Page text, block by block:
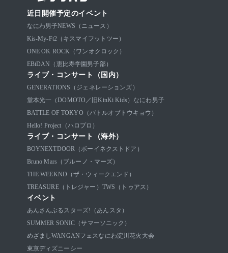
近日開催予定のイベント
なにわ男子NEWS（ニュース）
Kis-My-Ft2（キスマイフットツー）
ONE OK ROCK（ワンオクロック）
EBiDAN（恵比寿学園男子部）
ライブ・コンサート（国内）
GENERATIONS（ジェネレーションズ）
堂本光一（DOMOTO／旧KinKi Kids） なにわ男子
BATTLE OF TOKYO（バトルオブトウキョウ）
Hello! Project（ハロプロ）
ライブ・コンサート（海外）
BOYNEXTDOOR（ボーイネクストドア）
Bruno Mars（ブルーノ・マーズ）
THE WEEKND（ザ・ウィークエンド）
TREASURE（トレジャー） TWS（トゥアス）
イベント
あんさんぶるスターズ!（あんスタ）
SUMMER SONIC（サマーソニック）
めざましWANGANフェスなにわ淀川花火大会
東京ディズニーシー